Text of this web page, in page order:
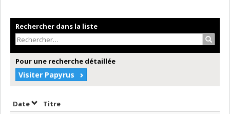
Rechercher dans la liste
Pour une recherche détaillée
Visiter Papyrus
DateTrier par date en ordre croissant
Titre